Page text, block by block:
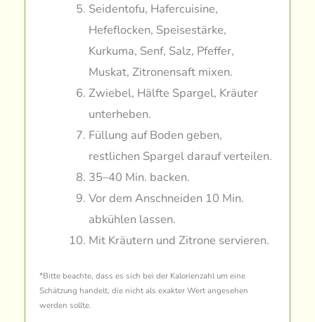
Seidentofu, Hafercuisine,
Hefeflocken, Speisestärke,
Kurkuma, Senf, Salz, Pfeffer,
Muskat, Zitronensaft mixen.
Zwiebel, Hälfte Spargel, Kräuter
unterheben.
Füllung auf Boden geben,
restlichen Spargel darauf verteilen.
35–40 Min. backen.
Vor dem Anschneiden 10 Min.
abkühlen lassen.
Mit Kräutern und Zitrone servieren.
*Bitte beachte, dass es sich bei der Kalorienzahl um eine
Schätzung handelt, die nicht als exakter Wert angesehen
werden sollte.